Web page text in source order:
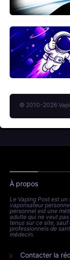
© 2010-2026
À propos
Le Vaping Post est
vaporisateur
personnel est une
adulte qui ne veut
tenus sur ce site,
professionnels de
médecin.
Contacter la